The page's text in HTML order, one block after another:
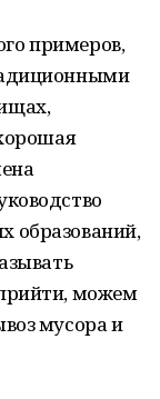
примеров,
образований,
можем
мусора и